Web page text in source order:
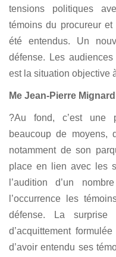
tensions politiques
témoins du procureur
été entendus. Un
défense. Les
est la situation objective
Me Jean-Pierre
?Au fond, c’est une
beaucoup de moyens,
notamment de son
place en lien avec les
l’audition d’un
l’occurrence les
défense. La
d’acquittement
d’avoir entendu ses